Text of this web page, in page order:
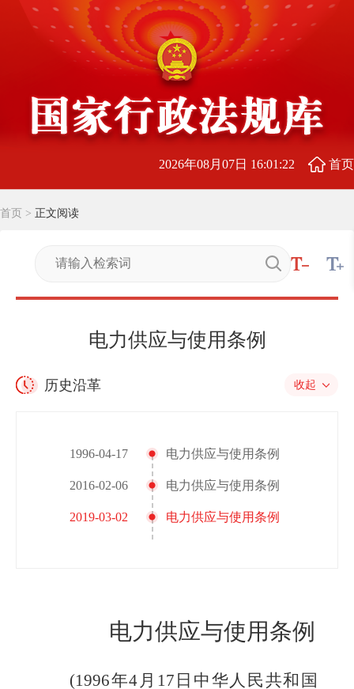
2026年08月07日 16:01:23 首页
首页 > 正文阅读
电力供应与使用条例
历史沿革 收起
1996-04-17
2016-02-06
2019-03-02
电力供应与使用条例
电力供应与使用条例
电力供应与使用条例
电力供应与使用条例
(1996年4月17日中华人民共和国